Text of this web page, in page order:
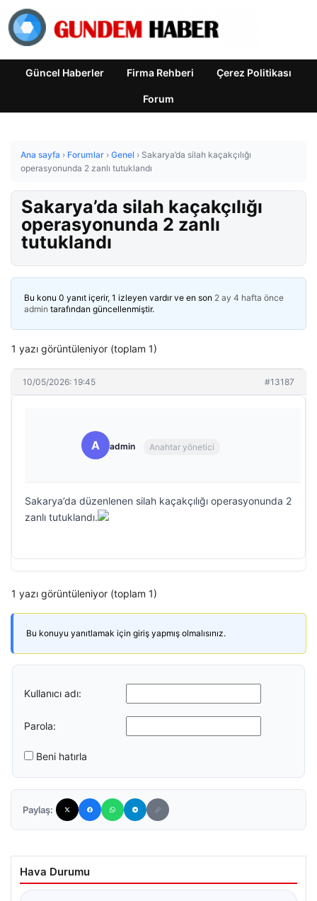
Güncel Haberler Firma Rehberi Çerez Politikası
Forum
Ana sayfa › Forumlar › Genel › Sakarya’da silah kaçakçılığı
operasyonunda 2 zanlı tutuklandı
Sakarya’da silah kaçakçılığı
operasyonunda 2 zanlı
tutuklandı
Bu konu 0 yanıt içerir, 1 izleyen vardır ve en son 2 ay 4 hafta önce
admin tarafından güncellenmiştir.
1 yazı görüntüleniyor (toplam 1)
10/05/2026: 19:45 #13187
A admin Anahtar yönetici
Sakarya’da düzenlenen silah kaçakçılığı operasyonunda 2
zanlı tutuklandı.
1 yazı görüntüleniyor (toplam 1)
Bu konuyu yanıtlamak için giriş yapmış olmalısınız.
Kullanıcı adı:
Parola:
Beni hatırla
Paylaş:
Hava Durumu